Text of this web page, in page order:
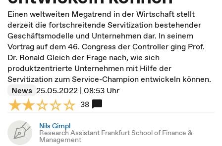
Einen weltweiten Megatrend in der Wirtschaft stellt
derzeit die fortschreitende Servitization bestehender
Geschäftsmodelle und Unternehmen dar. In seinem
Vortrag auf dem 46. Congress der Controller ging Prof.
Dr. Ronald Gleich der Frage nach, wie sich
produktzentrierte Unternehmen mit Hilfe der
Servitization zum Service-Champion entwickeln können.
News 25.05.2022 | 08:53 Uhr
38
Nils Gimpl
Research Assistant Frankfurt School of Finance &
Management